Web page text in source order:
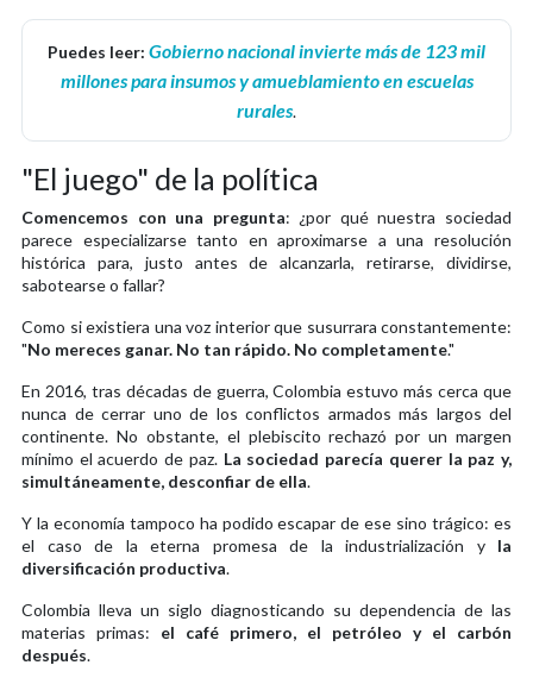
Puedes leer: Gobierno nacional invierte más de 123 mil
millones para insumos y amueblamiento en escuelas
rurales.
"El juego" de la política
Comencemos con una pregunta: ¿por qué nuestra sociedad
parece especializarse tanto en aproximarse a una resolución
histórica para, justo antes de alcanzarla, retirarse, dividirse,
sabotearse o fallar?
Como si existiera una voz interior que susurrara constantemente:
"No mereces ganar. No tan rápido. No completamente."
En 2016, tras décadas de guerra, Colombia estuvo más cerca que
nunca de cerrar uno de los conflictos armados más largos del
continente. No obstante, el plebiscito rechazó por un margen
mínimo el acuerdo de paz. La sociedad parecía querer la paz y,
simultáneamente, desconfiar de ella.
Y la economía tampoco ha podido escapar de ese sino trágico: es
el caso de la eterna promesa de la industrialización y la
diversificación productiva.
Colombia lleva un siglo diagnosticando su dependencia de las
materias primas: el café primero, el petróleo y el carbón
después.